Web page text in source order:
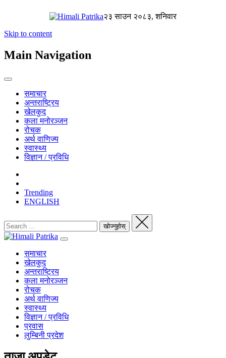
२३ साउन २०८३, शनिवार
Skip to content
Main Navigation
समाचार
अन्तराष्ट्रिय
खेलकुद
कला मनोरञ्जन
रोचक
अर्थ वाणिज्य
स्वास्थ्य
विज्ञान / प्रविधि
Trending
ENGLISH
समाचार
खेलकुद
अन्तराष्ट्रिय
कला मनोरञ्जन
रोचक
अर्थ वाणिज्य
स्वास्थ्य
विज्ञान / प्रविधि
प्रवास
लुम्बिनी प्रदेश